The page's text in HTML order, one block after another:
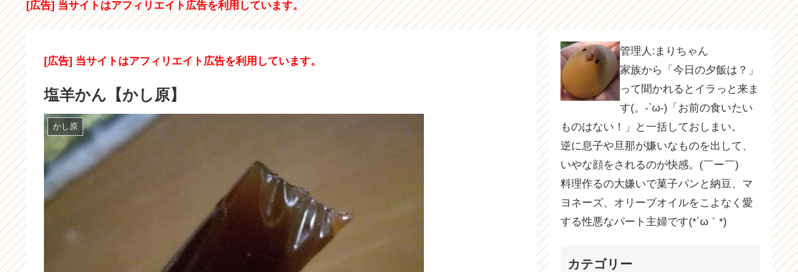
[広告] 当サイトはアフィリエイト広告を利用しています。
[広告] 当サイトはアフィリエイト広告を利用しています。
塩羊かん【かし原】
かし原
管理人:まりちゃん
家族から「今日の夕飯は？」
って聞かれるとイラっと来ま
す(。-`ω-)「お前の食いたい
ものはない！」と一括しておしまい。
逆に息子や旦那が嫌いなものを出して、
いやな顔をされるのが快感。(￣ー￣)
料理作るの大嫌いで菓子パンと納豆、マ
ヨネーズ、オリーブオイルをこよなく愛
する性悪なパート主婦です(*´ω｀*)
カテゴリー